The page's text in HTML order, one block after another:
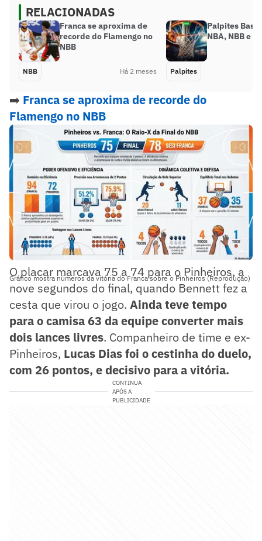
RELACIONADAS
Franca se aproxima de
recorde do Flamengo no
NBB
NBB Há 2 meses
Palpites
NBA, NBB e
Palpites
➡️ Franca se aproxima de recorde do
Flamengo no NBB
Gráfico mostra números da vitória do Franca sobre o Pinheiros (Reprodução)
O placar marcava 75 a 74 para o Pinheiros, a
nove segundos do final, quando Bennett fez a
cesta que virou o jogo. Ainda teve tempo
para o camisa 63 da equipe converter mais
dois lances livres. Companheiro de time e ex-
Pinheiros, Lucas Dias foi o cestinha do duelo,
com 26 pontos, e decisivo para a vitória.
CONTINUA
APÓS A
PUBLICIDADE